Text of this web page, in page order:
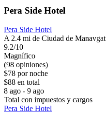
Pera Side Hotel
Pera Side Hotel
A 2.4 mi de Ciudad de Manavgat
9.2/10
Magnífico
(98 opiniones)
$78 por noche
$88 en total
8 ago - 9 ago
Total con impuestos y cargos
Pera Side Hotel